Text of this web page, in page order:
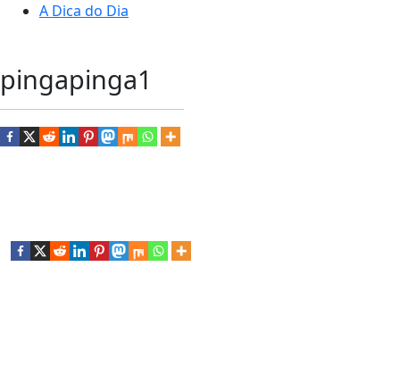
A Dica do Dia
pingapinga1